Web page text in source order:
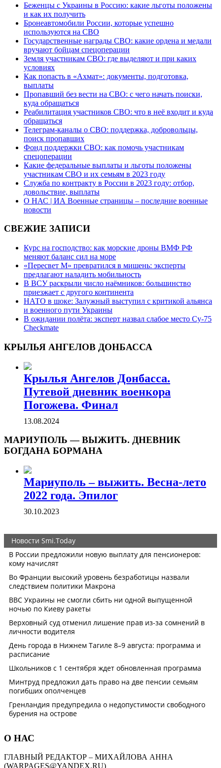
Беженцы с Украины в Россию: какие льготы положены
и как их получить
Бронеавтомобили России, которые успешно
используются на СВО
Государственные награды СВО: какие ордена и медали
вручают бойцам спецоперации
Земля участникам СВО: где выделяют и при каких
условиях
Как попасть в «Ахмат»: документы, подготовка,
выплаты
Пропавший без вести на СВО: с чего начать поиски,
куда обращаться
Реабилитация участников СВО: что в неё входит и куда
обращаться
Телеграм-каналы о СВО: поддержка, добровольцы,
поиск пропавших
Фонд поддержки СВО: как помочь участникам
спецоперации
Какие федеральные выплаты и льготы положены
участникам СВО и их семьям в 2023 году
Служба по контракту в России в 2023 году: отбор,
довольствие, выплаты
О НАС | ИА Военные страницы – последние военные
новости
СВЕЖИЕ ЗАПИСИ
Курс на господство: как морские дроны ВМФ РФ
меняют баланс сил на море
«Пересвет М» превратился в мишень: эксперты
предлагают наладить мобильность
В ВСУ раскрыли число наёмников: большинство
приезжает с другого континента
НАТО в шоке: Залужный выступил с критикой альянса
и военного пути Украины
В ожидании полёта: эксперт назвал слабое место Су-75
Checkmate
КРЫЛЬЯ АНГЕЛОВ ДОНБАССА
Крылья Ангелов Донбасса.
Путевой дневник военкора
Погожева. Финал
13.08.2024
МАРИУПОЛЬ — ВЫЖИТЬ. ДНЕВНИК
БОГДАНА БОРМАНА
Мариуполь – выжить. Весна-лето
2022 года. Эпилог
30.10.2023
О НАС
ГЛАВНЫЙ РЕДАКТОР – МИХАЙЛОВА АННА
(WARPAGES@YANDEX.RU)